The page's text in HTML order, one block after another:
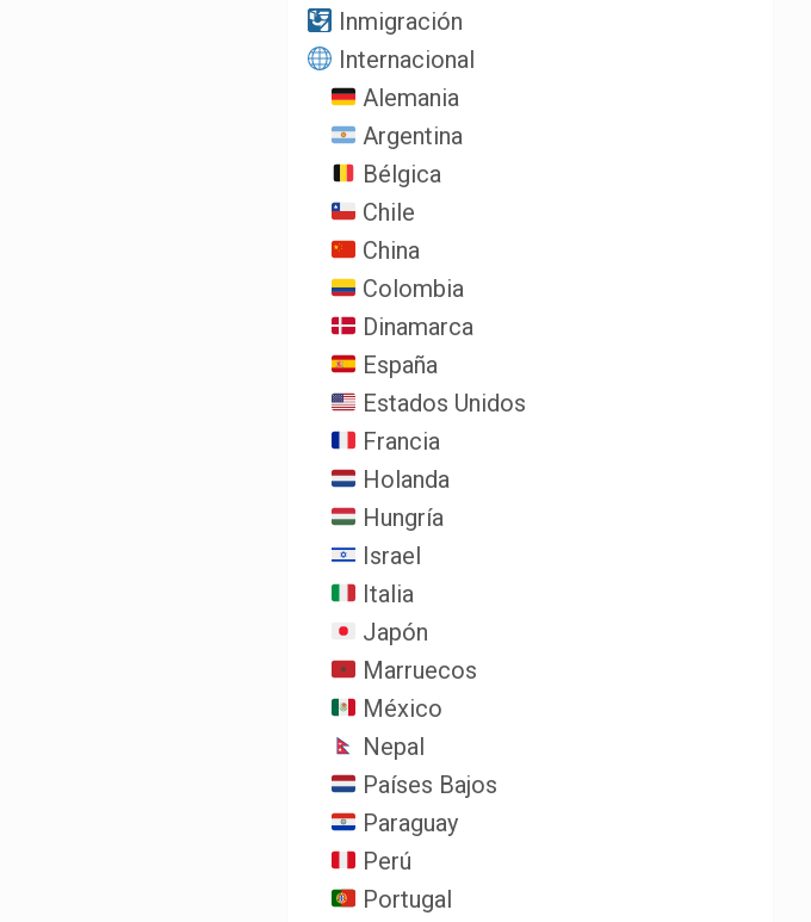
Inmigración
Internacional
Alemania
Argentina
Bélgica
Chile
China
Colombia
Dinamarca
España
Estados Unidos
Francia
Holanda
Hungría
Israel
Italia
Japón
Marruecos
México
Nepal
Países Bajos
Paraguay
Perú
Portugal